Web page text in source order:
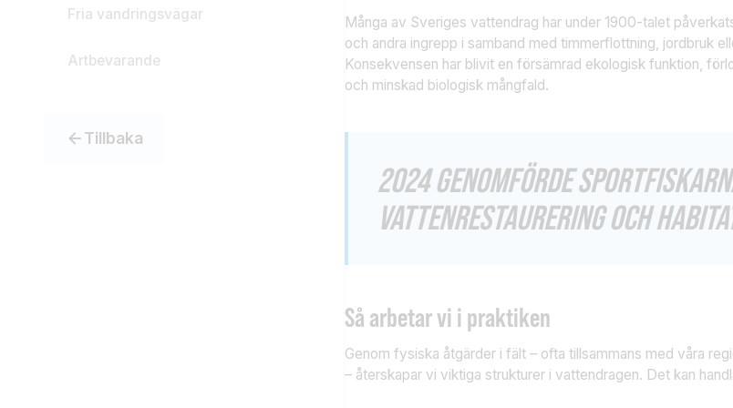
Fria vandringsvägar
Artbevarande
Tillbaka
Många av Sveriges vattendrag har under 1900-talet
och andra ingrepp i samband med timmerflottning, jordbruk
Konsekvensen har blivit en försämrad ekologisk funktion,
och minskad biologisk mångfald.
2024 GENOMFÖRDE
VATTENRESTAURERING OCH
Så arbetar vi i praktiken
Genom fysiska åtgärder i fält – ofta tillsammans med våra
– återskapar vi viktiga strukturer i vattendragen. Det kan